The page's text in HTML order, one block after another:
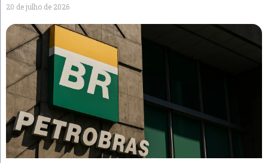
20 de julho de 2026